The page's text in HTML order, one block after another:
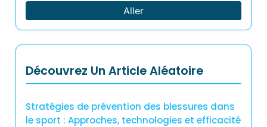
Aller
Découvrez Un Article Aléatoire
Stratégies de prévention des blessures dans
le sport : Approches, technologies et efficacité